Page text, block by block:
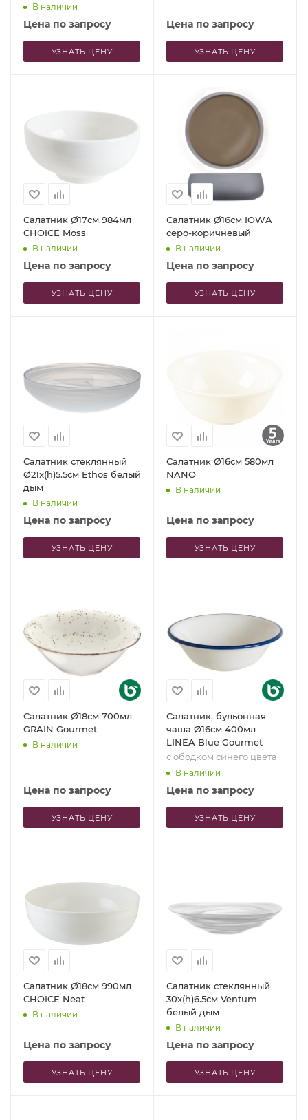
В наличии
Цена по запросу
УЗНАТЬ ЦЕНУ
Цена по запросу
УЗНАТЬ ЦЕНУ
Салатник Ø17см 984мл
CHOICE Moss
В наличии
Цена по запросу
УЗНАТЬ ЦЕНУ
Салатник Ø16см IOWA
серо-коричневый
В наличии
Цена по запросу
УЗНАТЬ ЦЕНУ
Салатник стеклянный
Ø21x(h)5.5см Ethos белый
дым
В наличии
Цена по запросу
УЗНАТЬ ЦЕНУ
Салатник Ø16см 580мл
NANO
В наличии
Цена по запросу
УЗНАТЬ ЦЕНУ
Салатник Ø18см 700мл
GRAIN Gourmet
В наличии
Цена по запросу
УЗНАТЬ ЦЕНУ
Салатник, бульонная
чаша Ø16см 400мл
LINEA Blue Gourmet
с ободком синего цвета
В наличии
Цена по запросу
УЗНАТЬ ЦЕНУ
Салатник Ø18см 990мл
CHOICE Neat
В наличии
Цена по запросу
УЗНАТЬ ЦЕНУ
Салатник стеклянный
30x(h)6.5см Ventum
белый дым
В наличии
Цена по запросу
УЗНАТЬ ЦЕНУ